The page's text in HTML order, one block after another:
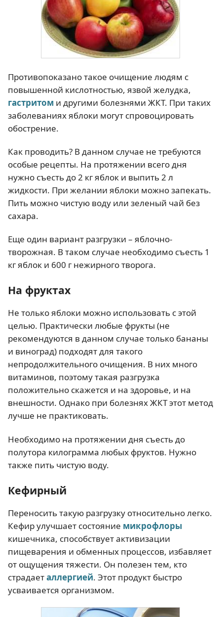
Противопоказано такое очищение людям с
повышенной кислотностью, язвой желудка,
гастритом и другими болезнями ЖКТ. При таких
заболеваниях яблоки могут спровоцировать
обострение.
Как проводить? В данном случае не требуются
особые рецепты. На протяжении всего дня
нужно съесть до 2 кг яблок и выпить 2 л
жидкости. При желании яблоки можно запекать.
Пить можно чистую воду или зеленый чай без
сахара.
Еще один вариант разгрузки – яблочно-
творожная. В таком случае необходимо съесть 1
кг яблок и 600 г нежирного творога.
На фруктах
Не только яблоки можно использовать с этой
целью. Практически любые фрукты (не
рекомендуются в данном случае только бананы
и виноград) подходят для такого
непродолжительного очищения. В них много
витаминов, поэтому такая разгрузка
положительно скажется и на здоровье, и на
внешности. Однако при болезнях ЖКТ этот метод
лучше не практиковать.
Необходимо на протяжении дня съесть до
полутора килограмма любых фруктов. Нужно
также пить чистую воду.
Кефирный
Переносить такую разгрузку относительно легко.
Кефир улучшает состояние микрофлоры
кишечника, способствует активизации
пищеварения и обменных процессов, избавляет
от ощущения тяжести. Он полезен тем, кто
страдаеталлергией. Этот продукт быстро
усваивается организмом.